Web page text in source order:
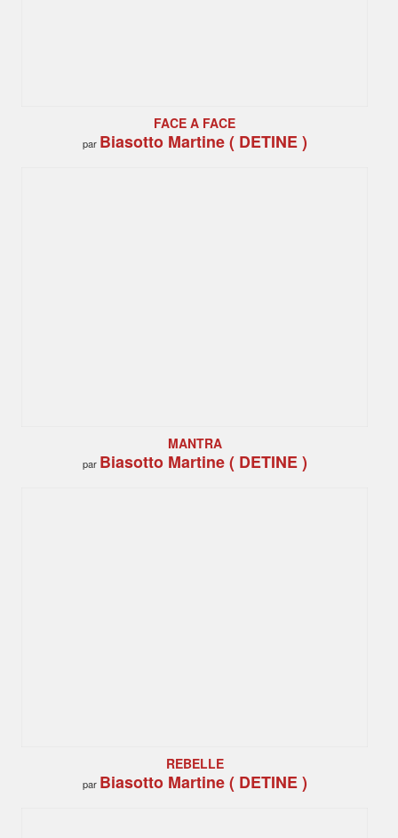
FACE A FACE
par Biasotto Martine ( DETINE )
MANTRA
par Biasotto Martine ( DETINE )
REBELLE
par Biasotto Martine ( DETINE )